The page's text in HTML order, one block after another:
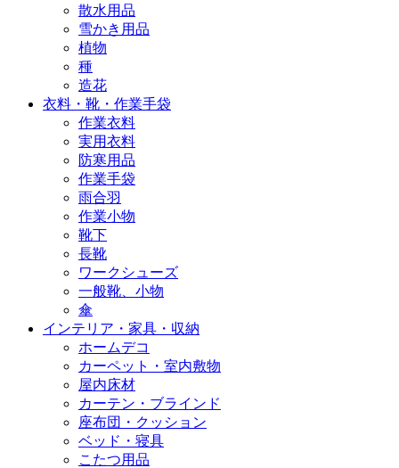
散水用品
雪かき用品
植物
種
造花
衣料・靴・作業手袋
作業衣料
実用衣料
防寒用品
作業手袋
雨合羽
作業小物
靴下
長靴
ワークシューズ
一般靴、小物
傘
インテリア・家具・収納
ホームデコ
カーペット・室内敷物
屋内床材
カーテン・ブラインド
座布団・クッション
ベッド・寝具
こたつ用品